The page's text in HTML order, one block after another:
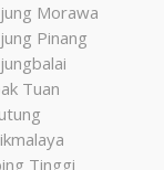
Morawa
Pinang
Tuan
Tinggi